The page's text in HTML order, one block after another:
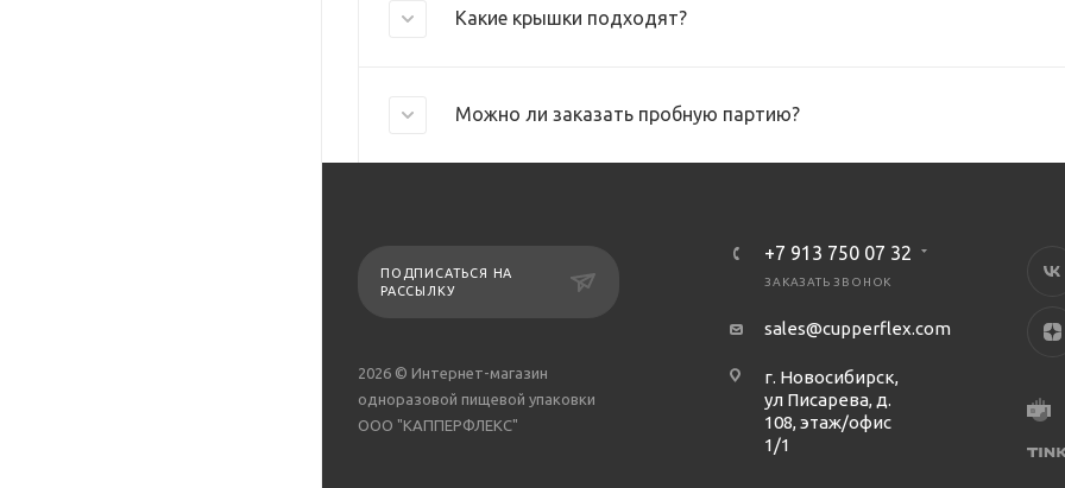
Какие крышки подходят?
Можно ли заказать пробную партию?
ПОДПИСАТЬСЯ НА
РАССЫЛКУ
2026 © Интернет-магазин
одноразовой пищевой упаковки
ООО "КАППЕРФЛЕКС"
+7 913 750 07 32
ЗАКАЗАТЬ ЗВОНОК
sales@cupperflex.com
г. Новосибирск,
ул Писарева, д.
108, этаж/офис
1/1